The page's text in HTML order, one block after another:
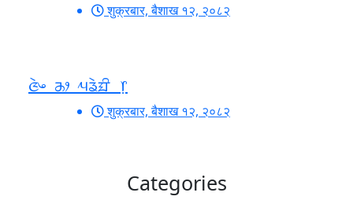
शुक्रबार, बैशाख १२, २०८२
ᤜᤧᤴ ᤌᤣ ᤘᤕᤧᤀᤡ ᥅
शुक्रबार, बैशाख १२, २०८२
Categories